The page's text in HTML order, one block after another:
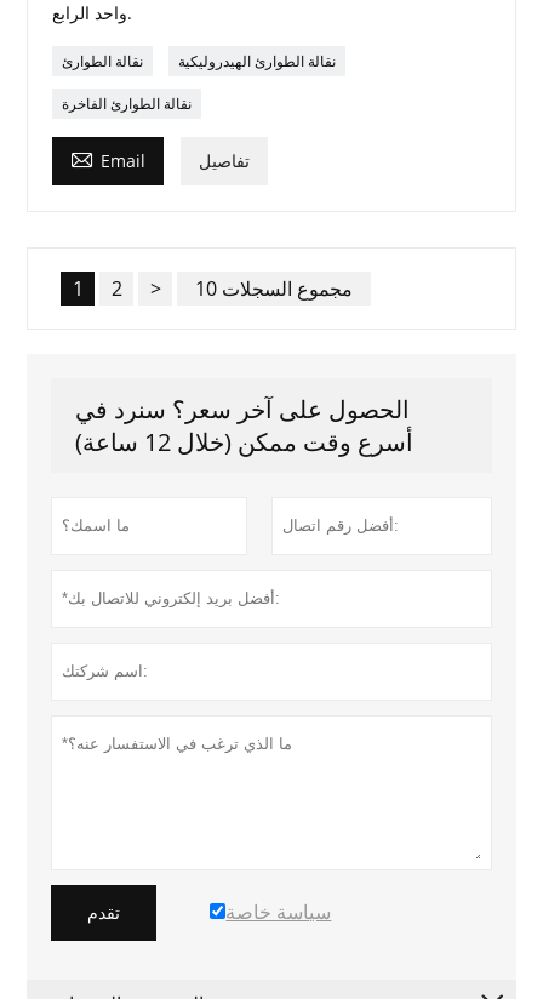
واحد الرابع.
نقالة الطوارئ نقالة الطوارئ الهيدروليكية
نقالة الطوارئ الفاخرة
 Email تفاصيل
1 2 > 10 مجموع السجلات
الحصول على آخر سعر؟ سنرد في
أسرع وقت ممكن (خلال 12 ساعة)
تقدم سياسة خاصة